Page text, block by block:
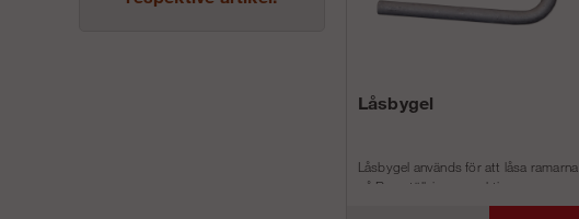
Låsbygel
Låsbygel används för att låsa ramarna
på Ramställning respektive s...